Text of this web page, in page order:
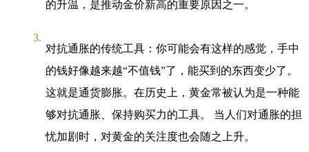
的升温，是推动金价新高的重要原因之一。
对抗通胀的传统工具 ：你可能会有这样的感觉，手中
的钱好像越来越“不值钱”了，能买到的东西变少了。
这就是通货膨胀。在历史上，黄金常被认为是一种能
够对抗通胀、保持购买力的工具。 当人们对通胀的担
忧加剧时，对黄金的关注度也会随之上升。